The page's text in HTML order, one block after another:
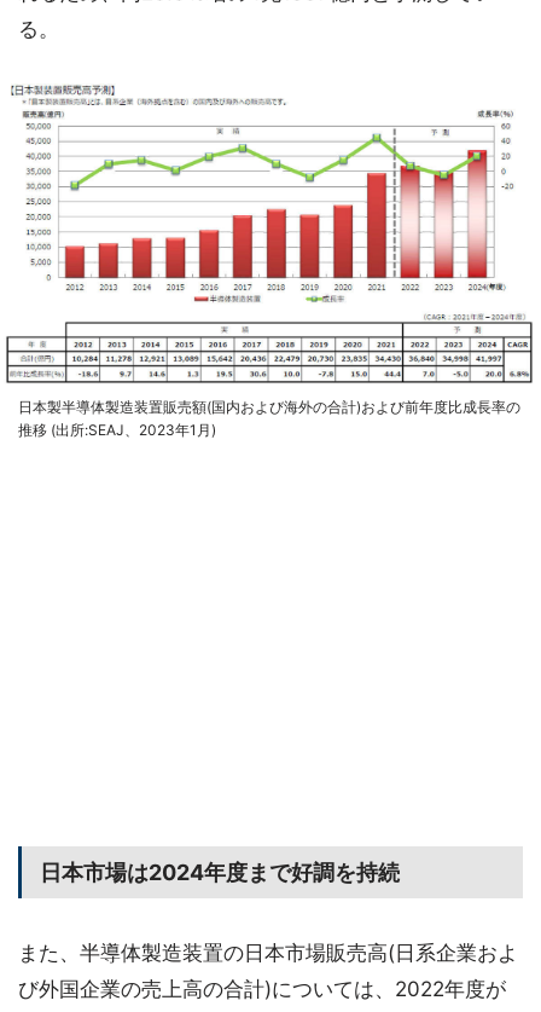
る。
日本製半導体製造装置販売額(国内および海外の合計)および前年度比成長率の
推移 (出所:SEAJ、2023年1月)
日本市場は2024年度まで好調を持続
また、半導体製造装置の日本市場販売高(日系企業およ
び外国企業の売上高の合計)については、2022年度が